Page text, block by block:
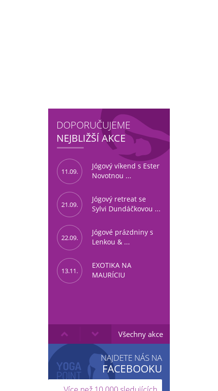
DOPORUČUJEME
NEJBLIŽŠÍ AKCE
11.09.
Jógový víkend s Ester
Novotnou ...
21.09.
Jógový retreat se
Sylvi Dundáčkovou ...
22.09.
Jógové prázdniny s
Lenkou & ...
13.11.
EXOTIKA NA
MAURÍCIU
Všechny akce
NAJDETE NÁS NA
FACEBOOKU